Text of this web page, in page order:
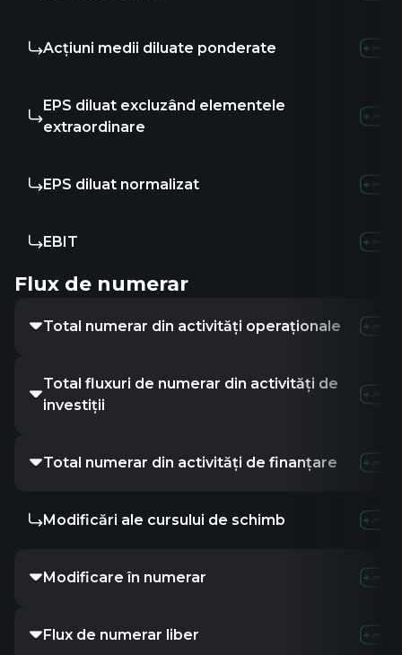
Acțiuni medii diluate ponderate
EPS diluat excluzând elementele
extraordinare
EPS diluat normalizat
EBIT
Flux de numerar
Total numerar din activități operaționale
Total fluxuri de numerar din activități de
investiții
Total numerar din activități de finanțare
Modificări ale cursului de schimb
Modificare în numerar
Flux de numerar liber